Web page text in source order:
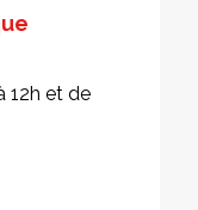
12h et de